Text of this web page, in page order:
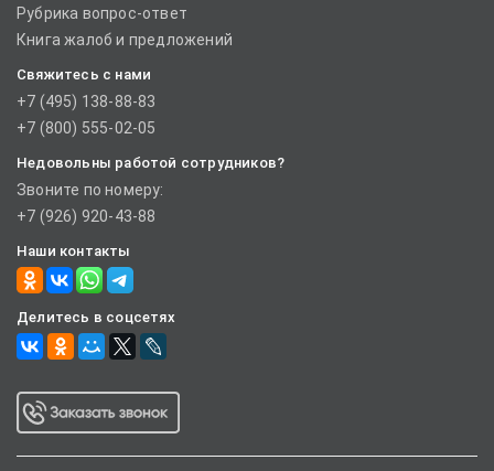
Рубрика вопрос-ответ
Книга жалоб и предложений
Свяжитесь с нами
+7 (495) 138-88-83
+7 (800) 555-02-05
Недовольны работой сотрудников?
Звоните по номеру:
+7 (926) 920-43-88
Наши контакты
Делитесь в соцсетях